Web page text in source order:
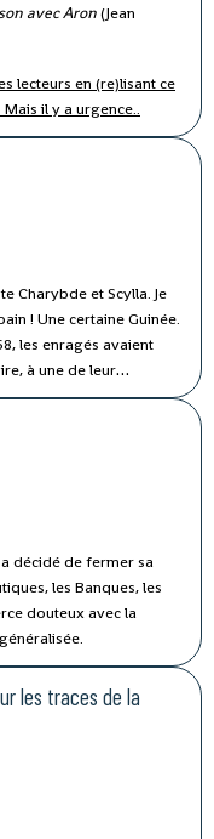
avec Aron(Jean
lecteurs en (re)lisant ce
il y a urgence..
Charybde et Scylla. Je
! Une certaine Guinée.
les enragés avaient
à une de leur
être à la Sorbonne,
sans s’en émouvoir
décidé de fermer sa
les Banques, les
douteux avec la
les traces de la